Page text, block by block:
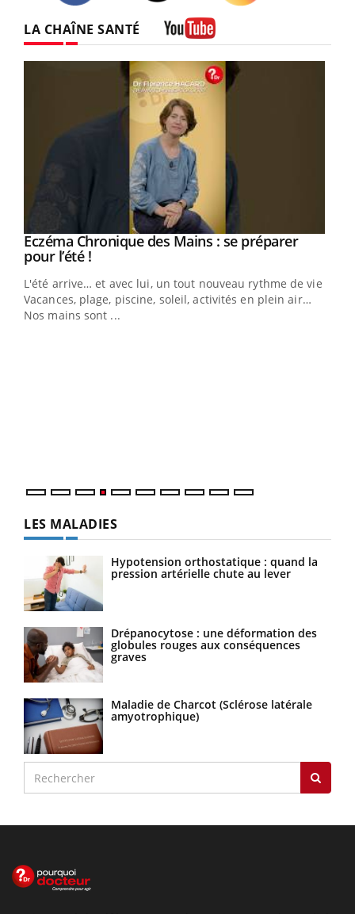
LA CHAÎNE SANTÉ
Youtube
Eczéma Chronique des Mains : se préparer
pour l’été !Youtube
L'été arrive… et avec lui, un tout nouveau rythme de vie !
Vacances, plage, piscine, soleil, activités en plein air…
Nos mains sont ...
LES MALADIES
Hypotension orthostatique : quand la
pression artérielle chute au lever
Drépanocytose : une déformation des
globules rouges aux conséquences
graves
Maladie de Charcot (Sclérose latérale
amyotrophique)